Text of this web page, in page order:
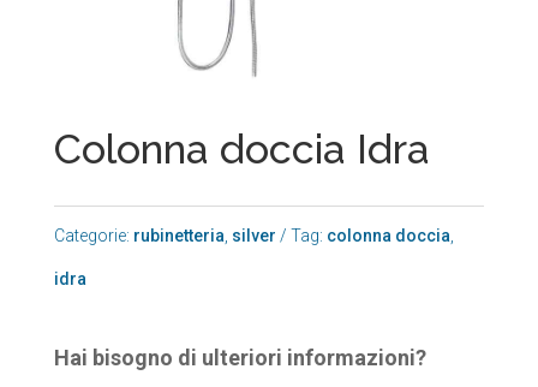
Colonna doccia Idra
Categorie: rubinetteria, silver Tag: colonna doccia,
idra
Hai bisogno di ulteriori informazioni?